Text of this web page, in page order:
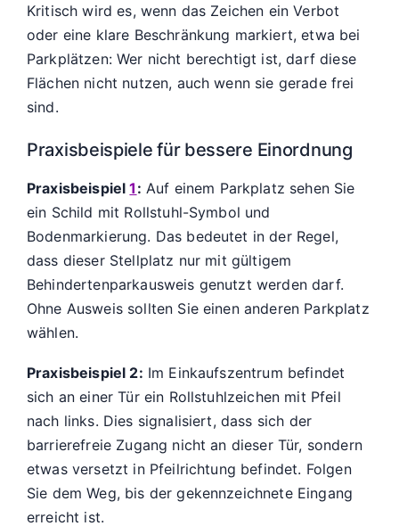
Kritisch wird es, wenn das Zeichen ein Verbot
oder eine klare Beschränkung markiert, etwa bei
Parkplätzen: Wer nicht berechtigt ist, darf diese
Flächen nicht nutzen, auch wenn sie gerade frei
sind.
Praxisbeispiele für bessere Einordnung
Praxisbeispiel1 : Auf einem Parkplatz sehen Sie
ein Schild mit Rollstuhl-Symbol und
Bodenmarkierung. Das bedeutet in der Regel,
dass dieser Stellplatz nur mit gültigem
Behindertenparkausweis genutzt werden darf.
Ohne Ausweis sollten Sie einen anderen Parkplatz
wählen.
Praxisbeispiel 2: Im Einkaufszentrum befindet
sich an einer Tür ein Rollstuhlzeichen mit Pfeil
nach links. Dies signalisiert, dass sich der
barrierefreie Zugang nicht an dieser Tür, sondern
etwas versetzt in Pfeilrichtung befindet. Folgen
Sie dem Weg, bis der gekennzeichnete Eingang
erreicht ist.